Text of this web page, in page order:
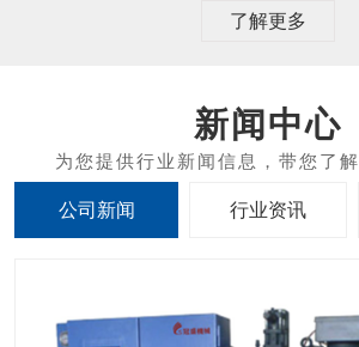
了解更多
新闻中心
公司新闻 行业资讯